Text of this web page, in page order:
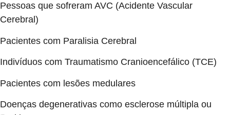
Pessoas que sofreram AVC (Acidente Vascular
Cerebral)
Pacientes com Paralisia Cerebral
Indivíduos com Traumatismo Cranioencefálico (TCE)
Pacientes com lesões medulares
Doenças degenerativas como esclerose múltipla ou